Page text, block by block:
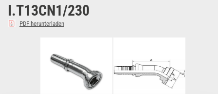
I.T13CN1/230
PDF herunterladen